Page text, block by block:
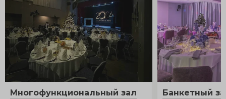
Многофункциональный зал
Банкетный